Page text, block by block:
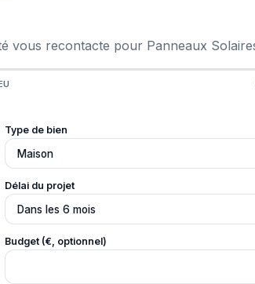
vous recontacte pour Panneaux
Type de bien
Délai du projet
Budget (€, optionnel)